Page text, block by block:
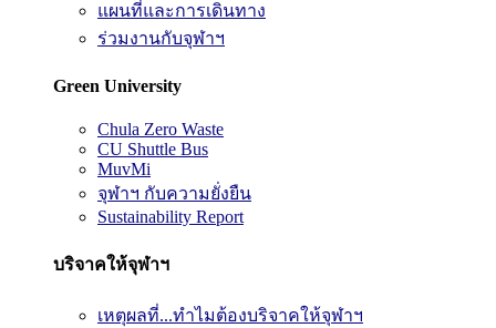
แผนที่และการเดินทาง
ร่วมงานกับจุฬาฯ
Green University
Chula Zero Waste
CU Shuttle Bus
MuvMi
จุฬาฯ กับความยั่งยืน
Sustainability Report
บริจาคให้จุฬาฯ
เหตุผลที่...ทำไมต้องบริจาคให้จุฬาฯ